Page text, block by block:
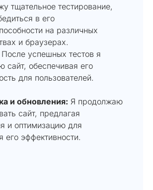
тщательное тестирование,
в его
на различных
и браузерах.
После успешных тестов я
сайт, обеспечивая его
для пользователей.
и обновления: Я продолжаю
сайт, предлагая
и оптимизацию для
его эффективности.